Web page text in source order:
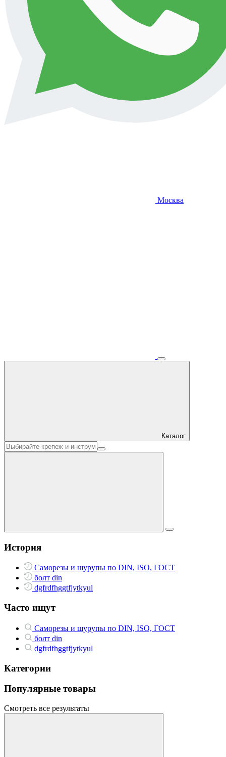
Москва
Каталог
История
Саморезы и шурупы по DIN, ISO, ГОСТ
болт din
dgfrdfhggtfjytkyul
Часто ищут
Саморезы и шурупы по DIN, ISO, ГОСТ
болт din
dgfrdfhggtfjytkyul
Категории
Популярные товары
Смотреть все результаты